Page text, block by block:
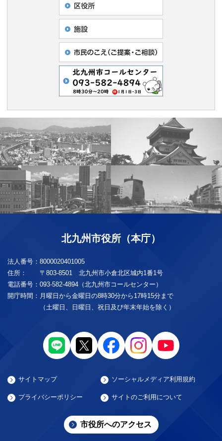
北九州市役所（本庁）
法人番号： 8000020401005
住所：
〒803-8501 北九州市小倉北区城内1番1号
電話番号： 093-582-4894（北九州市コールセンター）
開庁時間： 月曜日から金曜日の8時30分から17時15分まで
（土曜日、日曜日、祝日及び年末年始を除く）
サイトマップ ソーシャルメディア利用規約
プライバシーポリシー サイトのご利用について
市役所へのアクセス